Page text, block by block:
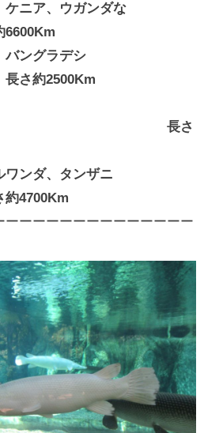
ケニア、ウガンダな
バングラデシ
長さ
ワンダ、タンザニ
ーーーーーーーーーーーーー